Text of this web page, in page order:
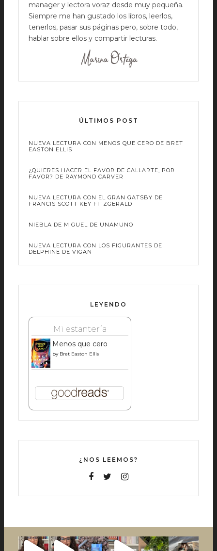
manager y lectora voraz desde muy pequeña.
Siempre me han gustado los libros, leerlos,
tenerlos, pasar sus páginas pero, sobre todo,
hablar sobre ellos y compartir lecturas.
ÚLTIMOS POST
NUEVA LECTURA CON MENOS QUE CERO DE BRET
EASTON ELLIS
¿QUIERES HACER EL FAVOR DE CALLARTE, POR
FAVOR? DE RAYMOND CARVER
NUEVA LECTURA CON EL GRAN GATSBY DE
FRANCIS SCOTT KEY FITZGERALD
NIEBLA DE MIGUEL DE UNAMUNO
NUEVA LECTURA CON LOS FIGURANTES DE
DELPHINE DE VIGAN
LEYENDO
Mi estantería
Menos que cero
by Bret Easton Ellis
¿NOS LEEMOS?